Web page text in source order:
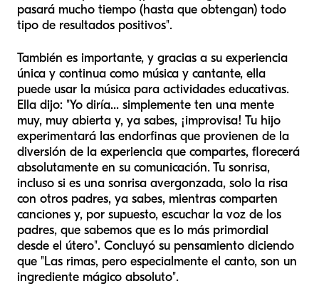
pasará mucho tiempo (hasta que obtengan) todo
tipo de resultados positivos".
También es importante, y gracias a su experiencia
única y continua como música y cantante, ella
puede usar la música para actividades educativas.
Ella dijo: "Yo diría... simplemente ten una mente
muy, muy abierta y, ya sabes, ¡improvisa! Tu hijo
experimentará las endorfinas que provienen de la
diversión de la experiencia que compartes, florecerá
absolutamente en su comunicación. Tu sonrisa,
incluso si es una sonrisa avergonzada, solo la risa
con otros padres, ya sabes, mientras comparten
canciones y, por supuesto, escuchar la voz de los
padres, que sabemos que es lo más primordial
desde el útero". Concluyó su pensamiento diciendo
que "Las rimas, pero especialmente el canto, son un
ingrediente mágico absoluto".